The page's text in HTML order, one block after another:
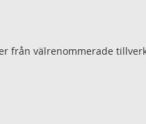
från välrenommerade